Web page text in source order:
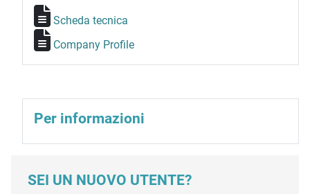
Scheda tecnica
Company Profile
Per informazioni
SEI UN NUOVO UTENTE?